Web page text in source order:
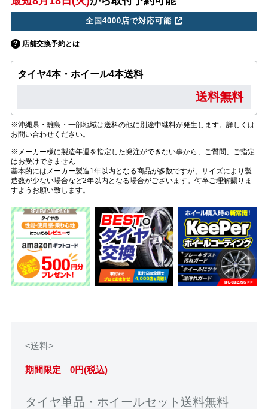
全国4000店で対応可能
店舗交換予約とは
タイヤ4本・ホイール4本送料
送料無料
※沖縄県・離島・一部地域は送料の他に別途中継料が発生します。詳しくは
お問い合わせください。
※メーカー様に製造年週を指定した発注ができない事から、ご質問、ご指定
はお受けできません
基本的にはメーカー製造1年以内となる商品が多数ですが、サイズにより製
造数が少ない場合など2年以内となる場合がございます。何卒ご理解賜りま
すようお願い致します。
<送料>
期間限定 0円(税込)
タイヤ単品・ホイールセット送料無料